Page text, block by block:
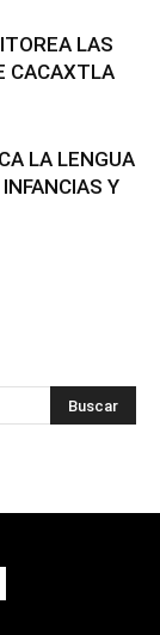
LAS
CACAXTLA
LA LENGUA
Y